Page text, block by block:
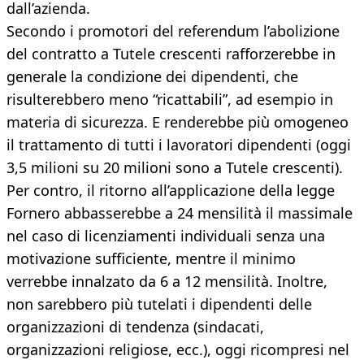
dall’azienda.
Secondo i promotori del referendum l’abolizione
del contratto a Tutele crescenti rafforzerebbe in
generale la condizione dei dipendenti, che
risulterebbero meno “ricattabili”, ad esempio in
materia di sicurezza. E renderebbe più omogeneo
il trattamento di tutti i lavoratori dipendenti (oggi
3,5 milioni su 20 milioni sono a Tutele crescenti).
Per contro, il ritorno all’applicazione della legge
Fornero abbasserebbe a 24 mensilità il massimale
nel caso di licenziamenti individuali senza una
motivazione sufficiente, mentre il minimo
verrebbe innalzato da 6 a 12 mensilità. Inoltre,
non sarebbero più tutelati i dipendenti delle
organizzazioni di tendenza (sindacati,
organizzazioni religiose, ecc.), oggi ricompresi nel